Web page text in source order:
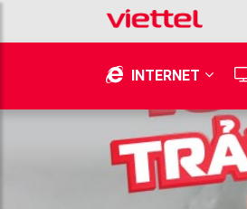
INTERNET